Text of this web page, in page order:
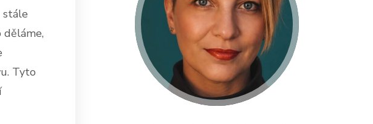
stále
děláme,
Tyto